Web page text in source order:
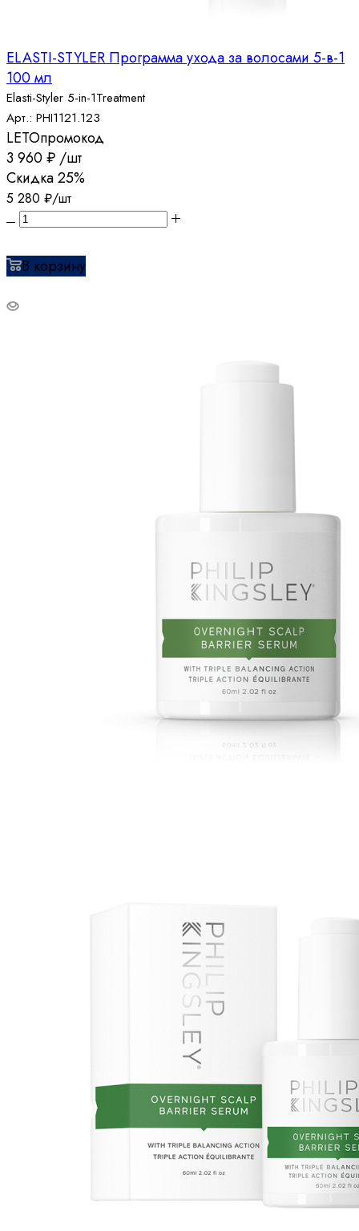
ELASTI-STYLER Программа ухода за волосами 5-в-1
100 мл
Elasti-Styler 5-in-1Treatment
Арт.: PHI1121.123
LETOпромокод
3 960₽ /шт
Скидка25%
5 280 ₽/шт
В корзину